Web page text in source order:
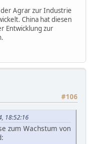
der Agrar zur Industrie
China hat diesen
Entwicklung zur
#106
18:52:16
zum Wachstum von